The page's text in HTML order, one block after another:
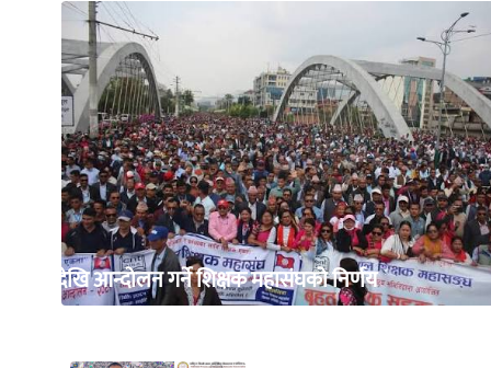
भदौदेखि आन्दोलन गर्ने शिक्षक महासंघको निर्णय